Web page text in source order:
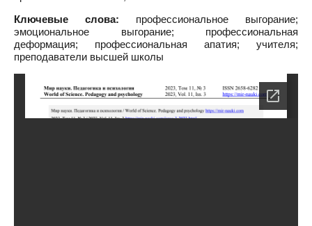
Ключевые слова: профессиональное выгорание;
эмоциональное выгорание; профессиональная
деформация; профессиональная апатия; учителя;
преподаватели высшей школы